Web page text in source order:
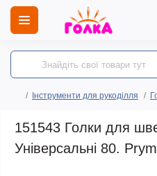
Інструменти для рукоділля
151543 Голки для
Універсальні 80.